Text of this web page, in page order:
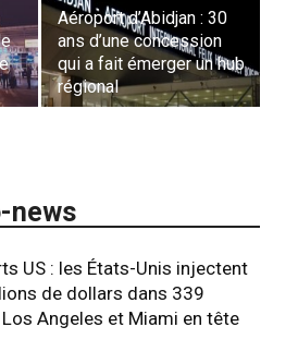
des frontières
en Afrique :
à
globale
France en
Lionel Rault aux
commandes de
ANSCO
news
US : les États-Unis injectent
de dollars dans 339
Angeles et Miami en tête